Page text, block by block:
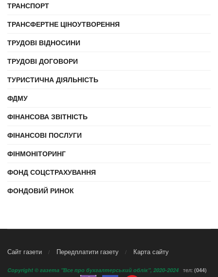
ТРАНСПОРТ
ТРАНСФЕРТНЕ ЦІНОУТВОРЕННЯ
ТРУДОВІ ВІДНОСИНИ
ТРУДОВІ ДОГОВОРИ
ТУРИСТИЧНА ДІЯЛЬНІСТЬ
ФДМУ
ФІНАНСОВА ЗВІТНІСТЬ
ФІНАНСОВІ ПОСЛУГИ
ФІНМОНІТОРИНГ
ФОНД СОЦСТРАХУВАННЯ
ФОНДОВИЙ РИНОК
Сайт газети Передплатити газету Карта сайту
Copyright © газета "Все про бухгалтерський облік", 2020-2024 тел: (044)